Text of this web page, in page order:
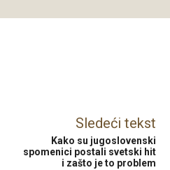
Sledeći tekst
Kako su jugoslovenski
spomenici postali svetski hit
i zašto je to problem